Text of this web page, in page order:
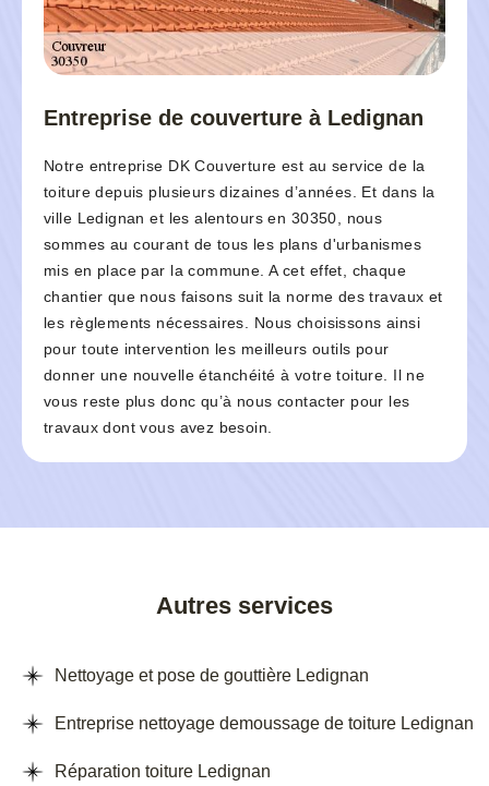
Entreprise de couverture à Ledignan
Notre entreprise DK Couverture est au service de la
toiture depuis plusieurs dizaines d’années. Et dans la
ville Ledignan et les alentours en 30350, nous
sommes au courant de tous les plans d'urbanismes
mis en place par la commune. A cet effet, chaque
chantier que nous faisons suit la norme des travaux et
les règlements nécessaires. Nous choisissons ainsi
pour toute intervention les meilleurs outils pour
donner une nouvelle étanchéité à votre toiture. Il ne
vous reste plus donc qu’à nous contacter pour les
travaux dont vous avez besoin.
Autres services
Nettoyage et pose de gouttière Ledignan
Entreprise nettoyage demoussage de toiture Ledignan
Réparation toiture Ledignan